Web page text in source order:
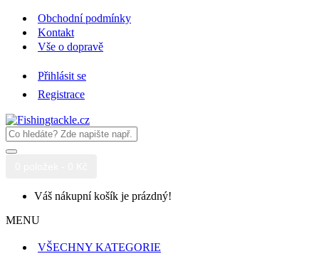
Obchodní podmínky
Kontakt
Vše o dopravě
Přihlásit se
Registrace
Váš nákupní košík je prázdný!
MENU
VŠECHNY KATEGORIE